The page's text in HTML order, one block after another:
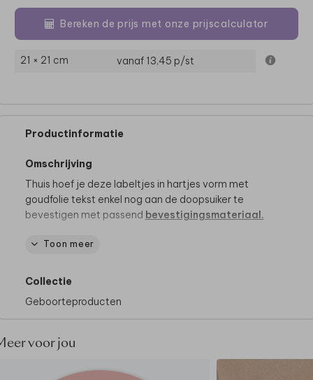
Bereken de prijs met onze prijscalculator
21 × 21 cm vanaf 13,45 p/st
Productinformatie
Omschrijving
Thuis hoef je deze labeltjes in hartjes vorm met
goudfolie tekst enkel nog aan de doopsuiker te
bevestigen met passend bevestigingsmateriaal.
Dit product maakt deel uit van
Toon meer
Collectie
Geboorteproducten
voor jou